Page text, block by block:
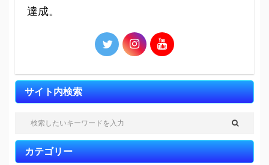
達成。
サイト内検索
カテゴリー